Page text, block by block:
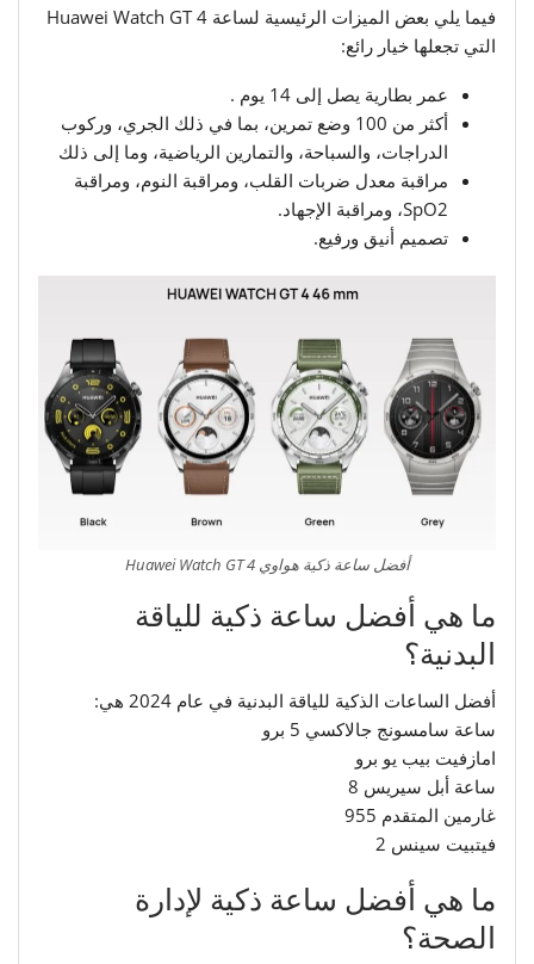
فيما يلي بعض الميزات الرئيسية لساعة Huawei Watch GT 4
التي تجعلها خيار رائع:
عمر بطارية يصل إلى 14 يوم .
أكثر من 100 وضع تمرين، بما في ذلك الجري، وركوب
الدراجات، والسباحة، والتمارين الرياضية، وما إلى ذلك
مراقبة معدل ضربات القلب، ومراقبة النوم، ومراقبة
SpO2، ومراقبة الإجهاد.
تصميم أنيق ورفيع.
أفضل ساعة ذكية هواوي Huawei Watch GT 4
ما هي أفضل ساعة ذكية للياقة
البدنية؟
أفضل الساعات الذكية للياقة البدنية في عام 2024 هي:
ساعة سامسونج جالاكسي 5 برو
امازفيت بيب يو برو
ساعة أبل سيريس 8
غارمين المتقدم 955
فيتبيت سينس 2
ما هي أفضل ساعة ذكية لإدارة
الصحة؟